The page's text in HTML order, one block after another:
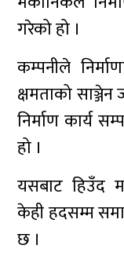
गरेको हो ।
कम्पनीले
क्षमताको
निर्माण कार्य
हो ।
यसबाट हिउँद
केही हदसम्म
छ ।